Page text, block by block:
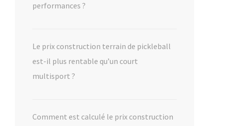
performances ?
Le prix construction terrain de pickleball
est-il plus rentable qu’un court
multisport ?
Comment est calculé le prix construction